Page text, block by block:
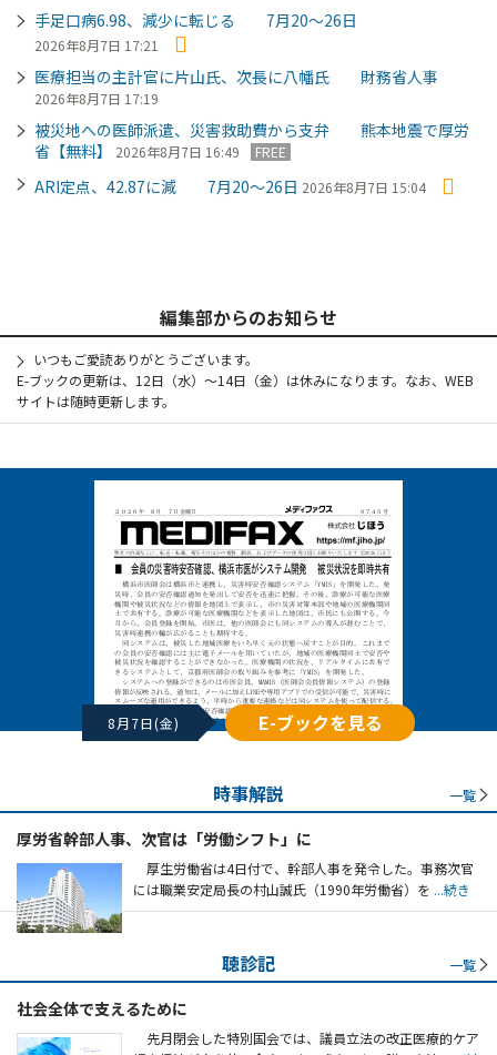
手足口病6.98、減少に転じる 7月20～26日
2026年8月7日 17:21
医療担当の主計官に片山氏、次長に八幡氏 財務省人事
2026年8月7日 17:19
被災地への医師派遣、災害救助費から支弁 熊本地震で厚労
省【無料】
2026年8月7日 16:49 FREE
ARI定点、42.87に減 7月20～26日 2026年8月7日 15:04
編集部からのお知らせ
いつもご愛読ありがとうございます。
E-ブックの更新は、12日（水）～14日（金）は休みになります。なお、WEB
サイトは随時更新します。
8月7日(金) E-ブックを見る
時事解説 一覧
厚労省幹部人事、次官は「労働シフト」に
厚生労働省は4日付で、幹部人事を発令した。事務次官
には職業安定局長の村山誠氏（1990年労働省）を ...続き
聴診記 一覧
社会全体で支えるために
先月閉会した特別国会では、議員立法の改正医療的ケア